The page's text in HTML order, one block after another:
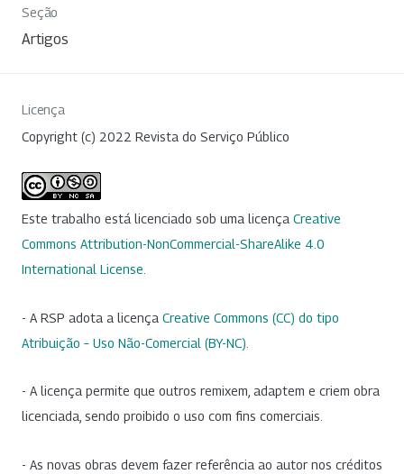
Seção
Artigos
Licença
Copyright (c) 2022 Revista do Serviço Público
Este trabalho está licenciado sob uma licença Creative
Commons Attribution-NonCommercial-ShareAlike 4.0
International License
- A RSP adota a licença Creative Commons (CC) do tipo
Atribuição – Uso Não-Comercial (BY-NC)
- A licença permite que outros remixem, adaptem e criem obra
licenciada, sendo proibido o uso com fins comerciais.
- As novas obras devem fazer referência ao autor nos créditos